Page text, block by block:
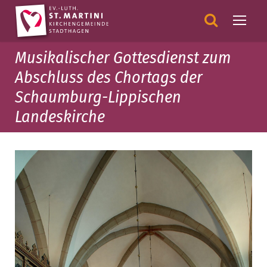
Musikalischer Gottesdienst zum
Abschluss des Chortags der
Schaumburg-Lippischen
Landeskirche